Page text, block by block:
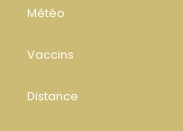
Météo
Vaccins
Distance